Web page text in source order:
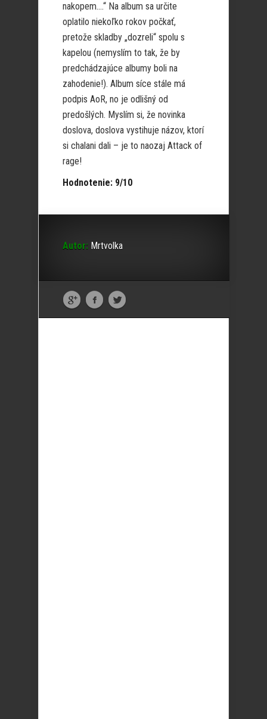
nakopem….“ Na album sa určite
oplatilo niekoľko rokov počkať,
pretože skladby „dozreli“ spolu s
kapelou (nemyslím to tak, že by
predchádzajúce albumy boli na
zahodenie!). Album síce stále má
podpis AoR, no je odlišný od
predošlých. Myslím si, že novinka
doslova, doslova vystihuje názov, ktorí
si chalani dali – je to naozaj Attack of
rage!
Hodnotenie: 9/10
Autor: Mrtvolka